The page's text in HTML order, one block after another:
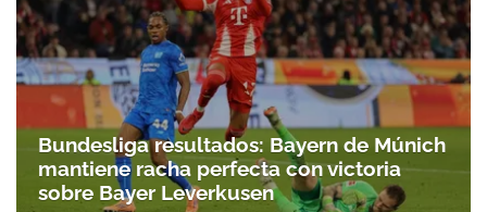
Bundesliga resultados: Bayern de Múnich
mantiene racha perfecta con victoria
sobre Bayer Leverkusen